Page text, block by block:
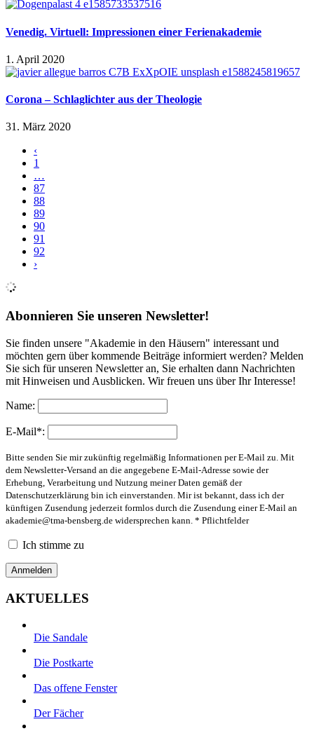
Venedig. Virtuell: Impressionen einer Ferienakademie
1. April 2020
Corona – Schlaglichter aus der Theologie
31. März 2020
‹
1
…
87
88
89
90
91
92
›
Abonnieren Sie unseren Newsletter!
Sie finden unsere "Akademie in den Häusern" interessant und
möchten gern über kommende Beiträge informiert werden? Melden
Sie sich für unseren Newsletter an, Sie erhalten dann Nachrichten
mit Hinweisen und Ausblicken. Wir freuen uns über Ihr Interesse!
Name:
E-Mail*:
Bitte senden Sie mir zukünftig regelmäßig Informationen per E-Mail zu. Mit
dem Newsletter-Versand an die angegebene E-Mail-Adresse sowie der
Erhebung, Verarbeitung und Nutzung meiner Daten gemäß der
Datenschutzerklärung bin ich einverstanden. Mir ist bekannt, dass ich der
künftigen Zusendung jederzeit formlos durch die Zusendung einer E-Mail an
akademie@tma-bensberg.de widersprechen kann. * Pflichtfelder
Ich stimme zu
AKTUELLES
Die Sandale
Die Postkarte
Das offene Fenster
Der Fächer